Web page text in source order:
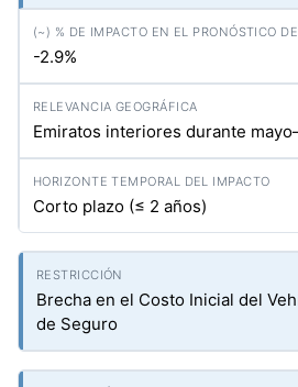
-2.9%
Emiratos interiores durante
Corto plazo (≤ 2 años)
Brecha en el Costo Inicial del
de Seguro